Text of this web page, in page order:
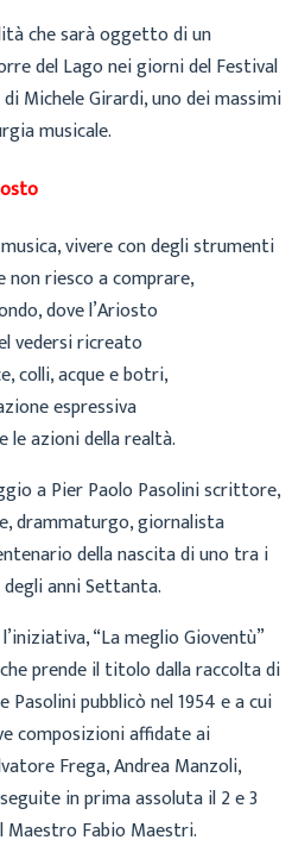
che sarà oggetto di un
del Lago nei giorni del Festival
Michele Girardi, uno dei massimi
musicale.
vivere con degli strumenti
riesco a comprare,
dove l’Ariosto
vedersi ricreato
colli, acque e botri,
espressiva
le azioni della realtà.
a Pier Paolo Pasolini scrittore,
drammaturgo, giornalista
della nascita di uno tra i
anni Settanta.
“La meglio Gioventù”
prende il titolo dalla raccolta di
pubblicò nel 1954 e a cui
composizioni affidate ai
Frega, Andrea Manzoli,
in prima assoluta il 2 e 3
Fabio Maestri.